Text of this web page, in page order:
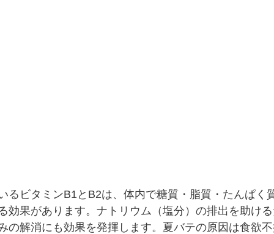
るビタミンB1とB2は、体内で糖質・脂質・たんぱく
効果があります。ナトリウム（塩分）の排出を助け
の解消にも効果を発揮します。夏バテの原因は食欲